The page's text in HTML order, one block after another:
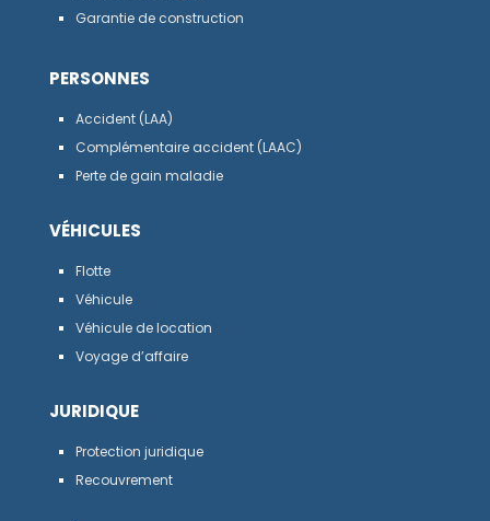
Garantie de construction
PERSONNES
Accident (LAA)
Complémentaire accident (LAAC)
Perte de gain maladie
VÉHICULES
Flotte
Véhicule
Véhicule de location
Voyage d’affaire
JURIDIQUE
Protection juridique
Recouvrement